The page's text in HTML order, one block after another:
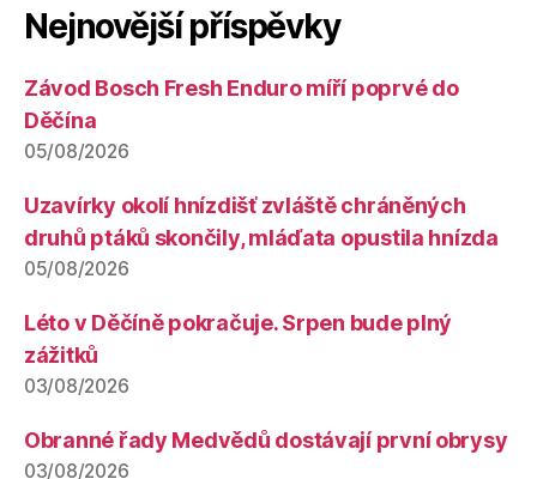
Nejnovější příspěvky
Závod Bosch Fresh Enduro míří poprvé do
Děčína
05/08/2026
Uzavírky okolí hnízdišť zvláště chráněných
druhů ptáků skončily, mláďata opustila hnízda
05/08/2026
Léto v Děčíně pokračuje. Srpen bude plný
zážitků
03/08/2026
Obranné řady Medvědů dostávají první obrysy
03/08/2026